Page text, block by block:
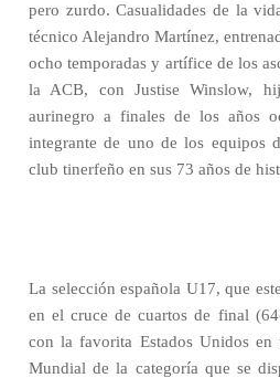
pero zurdo. Casualidades de la
técnico Alejandro Martínez,
ocho temporadas y artífice de los
la ACB, con Justise Winslow,
aurinegro a finales de los años
integrante de uno de los equipos
club tinerfeño en sus 73 años de
La selección española U17, que
en el cruce de cuartos de final
con la favorita Estados Unidos en
Mundial de la categoría que se